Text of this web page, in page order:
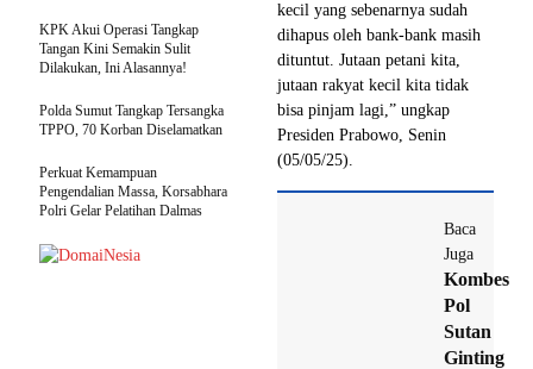
kecil yang sebenarnya sudah
dihapus oleh bank-bank masih
dituntut. Jutaan petani kita,
jutaan rakyat kecil kita tidak
bisa pinjam lagi,” ungkap
Presiden Prabowo, Senin
(05/05/25).
Baca
Juga
Kombes
Pol
Sutan
Ginting
KPK Akui Operasi Tangkap
Tangan Kini Semakin Sulit
Dilakukan, Ini Alasannya!
Polda Sumut Tangkap Tersangka
TPPO, 70 Korban Diselamatkan
Perkuat Kemampuan
Pengendalian Massa, Korsabhara
Polri Gelar Pelatihan Dalmas